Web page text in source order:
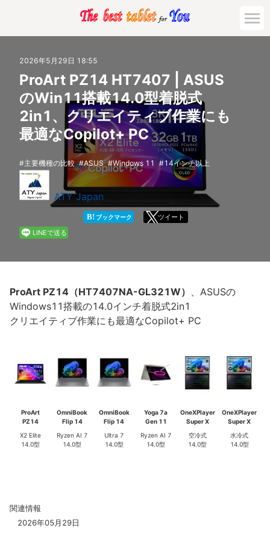
活用対策と事例
主要機種の比較
ゲーミング
法人向け
2026年5月29日 18:55
ProArt PZ14 HT7407 | ASUS
のWin11搭載14.0型着脱式
2in1、クリエイティブ作業にも
最適なCopilot+ PC
主要機種の比較 ASUS Windows 11 14インチ以上
ATY Japan
B! ブックマーク
ツイート
LINEで送る
ProArt PZ14（HT7407NA-GL321W） 、ASUSの
Windows11搭載の14.0インチ着脱式2in1
クリエイティブ作業にも最適なCopilot+ PC
ProArt
PZ14
X2 Elite
14.0型
OmniBook
Flip 14
Ryzen AI 7
14.0型
OmniBook
Flip 14
Ultra 7
14.0型
Yoga 7a
Gen 11
Ryzen AI 7
14.0型
OneXPlayer
Super X
空冷式
14.0型
OneXPlayer
Super X
水冷式
14.0型
関連情報
2026年05月29日